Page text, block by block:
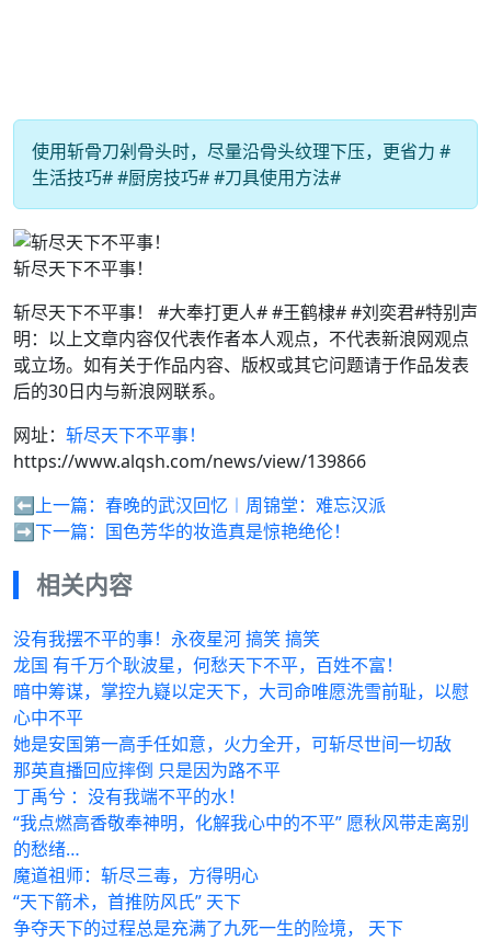
使用斩骨刀剁骨头时，尽量沿骨头纹理下压，更省力 #
生活技巧# #厨房技巧# #刀具使用方法#
斩尽天下不平事！
斩尽天下不平事！ #大奉打更人# #王鹤棣# #刘奕君#特别声
明：以上文章内容仅代表作者本人观点，不代表新浪网观点
或立场。如有关于作品内容、版权或其它问题请于作品发表
后的30日内与新浪网联系。
网址： 斩尽天下不平事！
https://www.alqsh.com/news/view/139866
⬅️上一篇： 春晚的武汉回忆︱周锦堂：难忘汉派
➡️下一篇： 国色芳华的妆造真是惊艳绝伦！
相关内容
没有我摆不平的事！永夜星河 搞笑 搞笑
龙国 有千万个耿波星，何愁天下不平，百姓不富！
暗中筹谋，掌控九嶷以定天下，大司命唯愿洗雪前耻，以慰
心中不平
她是安国第一高手任如意，火力全开，可斩尽世间一切敌
那英直播回应摔倒 只是因为路不平
丁禹兮 ：没有我端不平的水！
“我点燃高香敬奉神明，化解我心中的不平” 愿秋风带走离别
的愁绪…
魔道祖师：斩尽三毒，方得明心
“天下箭术，首推防风氏” 天下
争夺天下的过程总是充满了九死一生的险境， 天下